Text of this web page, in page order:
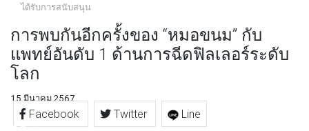
ได้รับการสนับสนุน
การพบกันอีกครั้งของ “หมอขนม” กับ
แพทย์อันดับ 1 ด้านการฉีดฟิลเลอร์ระดับ
โลก
15 มีนาคม 2567
Facebook Twitter Line